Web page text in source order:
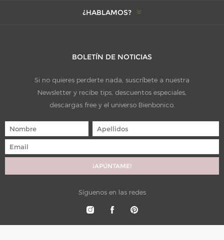
¿HABLAMOS?
BOLETÍN DE NOTICIAS
Si no quieres perderte nada, suscríbete a nuestra
Newsletter y recibe tips, descuentos especiales,
descargas free y el universo Bienbonico.
Síguenos en las redes